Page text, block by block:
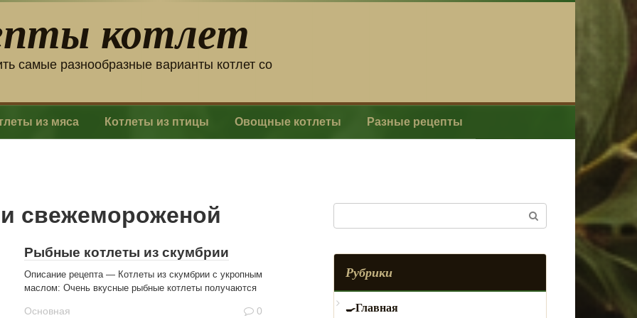
котлет
самые разнообразные варианты котлет со
из мяса Котлеты из птицы Овощные котлеты Разные рецепты
свежемороженой
Рыбные котлеты из скумбрии
Описание рецепта — Котлеты из скумбрии с укропным
маслом: Очень вкусные рыбные котлеты получаются
Основная 0
Рубрики
Главная